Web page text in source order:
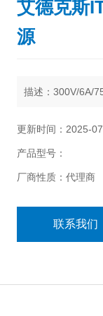
艾德克斯
源
描述： 300V/6A/
更新时间：2025-
产品型号：
厂商性质：代理商
联系我们